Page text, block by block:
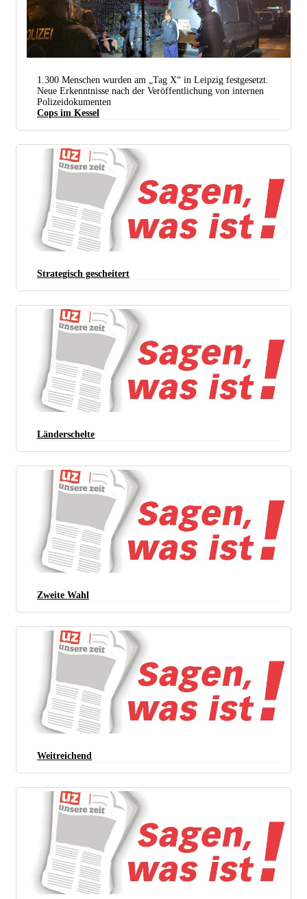
Alle 1.321 Personen aus dem Leipziger Kessel mussten eine Identitätsfeststellung über sich
1.300 Menschen wurden am „Tag X“ in Leipzig festgesetzt.
Neue Erkenntnisse nach der Veröffentlichung von internen
Polizeidokumenten
Cops im Kessel
Strategisch gescheitert
Länderschelte
Zweite Wahl
Weitreichend